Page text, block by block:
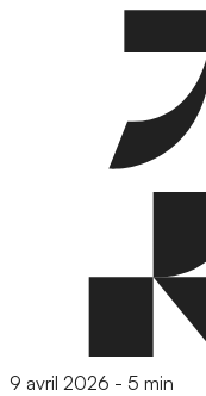
9 avril 2026 - 5 min